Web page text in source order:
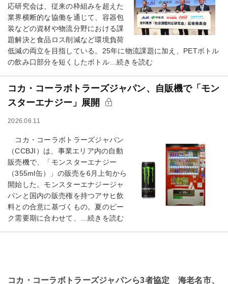
応研究会は、従来の枠組みを超えた
業界横断的な協働を通じて、容器包
装などの資材や物流分野における課
題解決と食品ロス削減など環境負荷
低減の両立を目指している。25年に物流課題に加え、PETボトル
の飲み口部分を短くしたボトル…続きを読む
コカ・コーラボトラーズジャパン、自販機で「モン
スターエナジー」展開
2026.06.11
コカ・コーラボトラーズジャパン
（CCBJI）は、事業エリア内の自動
販売機で、「モンスターエナジー
（355ml缶）」の販売を6月上旬から
開始した。モンスターエナジージャ
パンと国内の販売権を持つアサヒ飲
料との合意に基づくもの。夏のピー
ク需要期に合わせて、…続きを読む
コカ・コーラボトラーズジャパンら3者協定 海老名市、